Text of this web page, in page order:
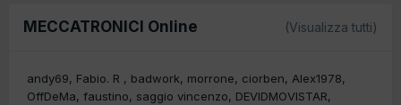
MECCATRONICI Online (Visualizza tutti)
andy69 Fabio. R badwork morrone ciorben
Alex1978
OffDeMa faustino saggio vincenzo
DEVIDMOVISTAR